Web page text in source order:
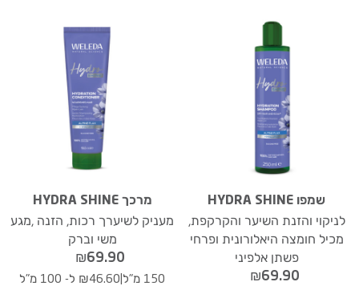
שמפו HYDRA SHINE
לניקוי והזנת השיער והקרקפת,
מכיל חומצה היאלורונית ופרחי
פשתן אלפיני
₪69.90
מרכך HYDRA SHINE
מעניק לשיערך רכות, הזנה ,מגע
משי וברק
₪69.90
150 מ"ל ₪46.60 ל- 100 מ"ל